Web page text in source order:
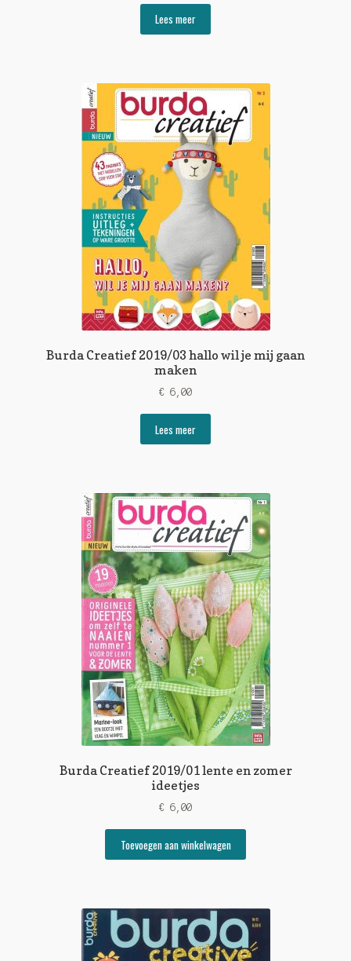
Lees meer
Burda Creatief 2019/03 hallo wil je mij gaan
maken
€ 6,00
Lees meer
Burda Creatief 2019/01 lente en zomer
ideetjes
€ 6,00
Toevoegen aan winkelwagen